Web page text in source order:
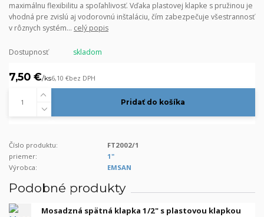
maximálnu flexibilitu a spoľahlivosť. Vďaka plastovej klapke s pružinou je
vhodná pre zvislú aj vodorovnú inštaláciu, čím zabezpečuje všestrannosť
v rôznych systém... celý popis
Dostupnosť skladom
7,50 €/ks6,10 €bez DPH
Pridať do košíka
Číslo produktu:
FT2002/1
priemer:
1"
Výrobca:
EMSAN
Podobné produkty
Mosadzná spätná klapka 1/2" s plastovou klapkou